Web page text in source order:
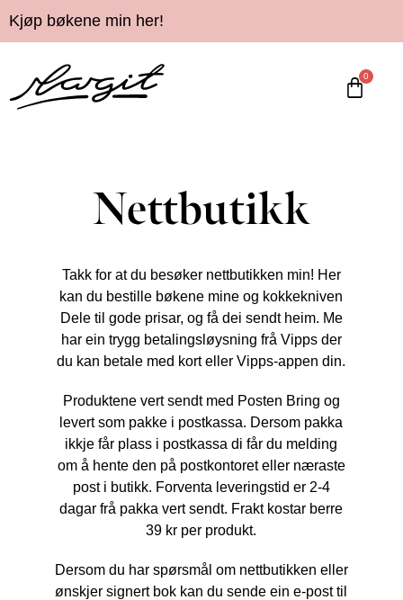
Kjøp bøkene min her!
0
Nettbutikk
Takk for at du besøker nettbutikken min! Her
kan du bestille bøkene mine og kokkekniven
Dele til gode prisar, og få dei sendt heim. Me
har ein trygg betalingsløysning frå Vipps der
du kan betale med kort eller Vipps-appen din.
Produktene vert sendt med Posten Bring og
levert som pakke i postkassa. Dersom pakka
ikkje får plass i postkassa di får du melding
om å hente den på postkontoret eller næraste
post i butikk. Forventa leveringstid er 2-4
dagar frå pakka vert sendt. Frakt kostar berre
39 kr per produkt.
Dersom du har spørsmål om nettbutikken eller
ønskjer signert bok kan du sende ein e-post til